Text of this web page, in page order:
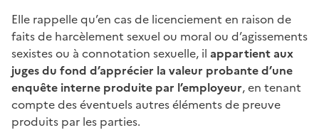
Elle rappelle qu’en cas de licenciement en raison de
faits de harcèlement sexuel ou moral ou d’agissements
sexistes ou à connotation sexuelle, il appartient aux
juges du fond d’apprécier la valeur probante d’une
enquête interne produite par l’employeur, en tenant
compte des éventuels autres éléments de preuve
produits par les parties.